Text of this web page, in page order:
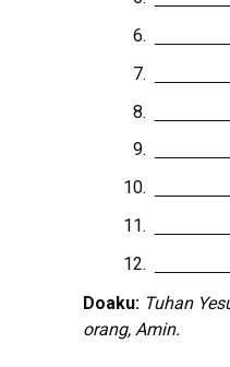
Doaku: Tuhan
orang,Amin.